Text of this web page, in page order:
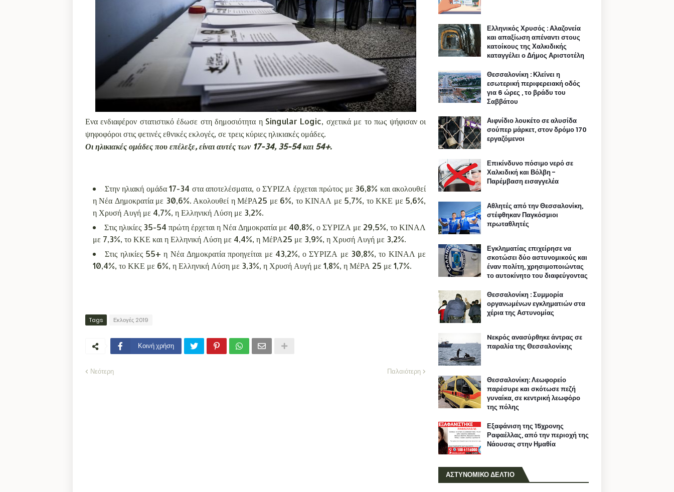
Ενα ενδιαφέρον στατιστικό έδωσε στη δημοσιότητα η Singular Logic, σχετικά με το πως ψήφισαν οι
ψηφοφόροι στις φετινές εθνικές εκλογές, σε τρεις κύριες ηλικιακές ομάδες.
Οι ηλικιακές ομάδες που επέλεξε, είναι αυτές των 17-34, 35-54 και 54+.
Στην ηλιακή ομάδα 17-34 στα αποτελέσματα, ο ΣΥΡΙΖΑ έρχεται πρώτος με 36,8% και ακολουθεί
η Νέα Δημοκρατία με 30,6%. Ακολουθεί η ΜέΡΑ25 με 6%, το ΚΙΝΑΛ με 5,7%, το ΚΚΕ με 5,6%,
η Χρυσή Αυγή με 4,7%, η Ελληνική Λύση με 3,2%.
Στις ηλικίες 35-54 πρώτη έρχεται η Νέα Δημοκρατία με 40,8%, ο ΣΥΡΙΖΑ με 29,5%, το ΚΙΝΑΛ
με 7,3%, το ΚΚΕ και η Ελληνική Λύση με 4,4%, η ΜέΡΑ25 με 3,9%, η Χρυσή Αυγή με 3,2%.
Στις ηλικίες 55+ η Νέα Δημοκρατία προηγείται με 43,2%, ο ΣΥΡΙΖΑ με 30,8%, το ΚΙΝΑΛ με
10,4%, το ΚΚΕ με 6%, η Ελληνική Λύση με 3,3%, η Χρυσή Αυγή με 1,8%, η ΜέΡΑ 25 με 1,7%.
Tags Εκλογές 2019
Κοινή χρήση
Νεότερη Παλαιότερη
Ελληνικός Χρυσός : Αλαζονεία
και απαξίωση απέναντι στους
κατοίκους της Χαλκιδικής
καταγγέλει ο Δήμος Αριστοτέλη
Θεσσαλονίκη : Κλείνει η
εσωτερική περιφερειακή οδός
για 6 ώρες , το βράδυ του
Σαββάτου
Αιφνίδιο λουκέτο σε αλυσίδα
σούπερ μάρκετ, στον δρόμο 170
εργαζόμενοι
Επικίνδυνο πόσιμο νερό σε
Χαλκιδική και Βόλβη -
Παρέμβαση εισαγγελέα
Αθλητές από την Θεσσαλονίκη,
στέφθηκαν Παγκόσμιοι
πρωταθλητές
Εγκληματίας επιχείρησε να
σκοτώσει δύο αστυνομικούς και
έναν πολίτη, χρησιμοποιώντας
το αυτοκίνητο του διαφεύγοντας
Θεσσαλονίκη : Συμμορία
οργανωμένων εγκληματιών στα
χέρια της Αστυνομίας
Nεκρός ανασύρθηκε άντρας σε
παραλία της Θεσσαλονίκης
Θεσσαλονίκη: Λεωφορείο
παρέσυρε και σκότωσε πεζή
γυναίκα, σε κεντρική λεωφόρο
της πόλης
Εξαφάνιση της 15χρονης
Ραφαέλλας, από την περιοχή της
Νάουσας στην Ημαθία
ΑΣΤΥΝΟΜΙΚΟ ΔΕΛΤΙΟ